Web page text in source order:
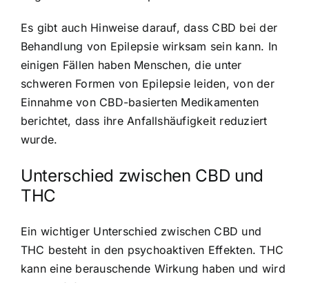
Es gibt auch Hinweise darauf, dass CBD bei der
Behandlung von Epilepsie wirksam sein kann. In
einigen Fällen haben Menschen, die unter
schweren Formen von Epilepsie leiden, von der
Einnahme von CBD-basierten Medikamenten
berichtet, dass ihre Anfallshäufigkeit reduziert
wurde.
Unterschied zwischen CBD und
THC
Ein wichtiger Unterschied zwischen CBD und
THC besteht in den psychoaktiven Effekten. THC
kann eine berauschende Wirkung haben und wird